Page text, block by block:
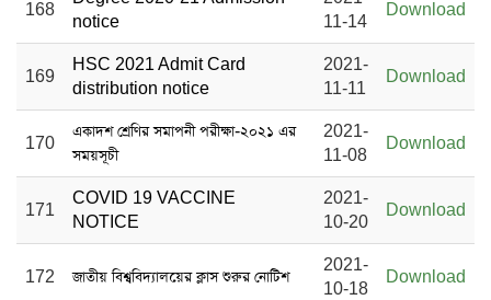
168
notice
11-14
Download
169
HSC 2021 Admit Card
distribution notice
2021-
11-11
Download
170
একাদশ শ্রেণির সমাপনী পরীক্ষা-২০২১ এর
সময়সূচী
2021-
11-08
Download
171
COVID 19 VACCINE
NOTICE
2021-
10-20
Download
172 জাতীয় বিশ্ববিদ্যালয়ের ক্লাস শুরুর নোটিশ
2021-
10-18
Download